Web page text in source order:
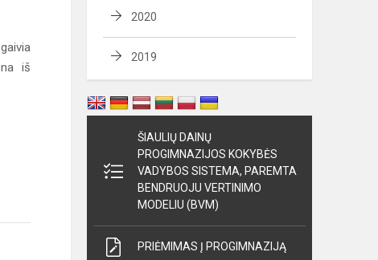
iš
2020
2019
ŠIAULIŲ DAINŲ
PROGIMNAZIJOS KOKYBĖS
VADYBOS SISTEMA, PAREMTA
BENDRUOJU VERTINIMO
MODELIU (BVM)
PRIĖMIMAS Į PROGIMNAZIJĄ